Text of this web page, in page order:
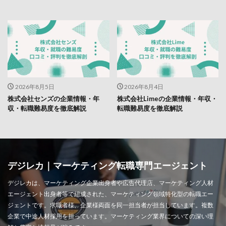
2026年8月5日
株式会社センズの企業情報・年
収・転職難易度を徹底解説
2026年8月4日
株式会社Limeの企業情報・年収・
転職難易度を徹底解説
デジレカ｜マーケティング転職専門エージェント
デジレカは、マーケティング企業出身者や広告代理店、マーケティング人材
エージェント出身者等で組成された、マーケティング領域特化型の転職エー
ジェントです。求職者様、企業様両面を同一担当者が担当しています。複数
企業で中途人材採用を担っています。マーケティング業界についての深い理